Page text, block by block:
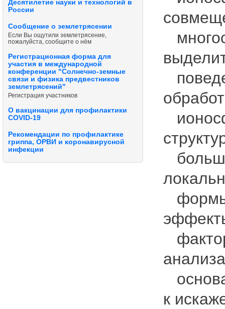
Десятилетие науки и технологий в
России
Сообщение о землетрясении
Если Вы ощутили землетрясение,
пожалуйста, сообщите о нём
Регистрационная форма для
участия в международной
конференции "Солнечно-земные
связи и физика предвестников
землетрясений"
Регистрация участников
О вакцинации для профилактики
COVID-19
Рекомендации по профилактике
гриппа, ОРВИ и коронавирусной
инфекции
формы
к